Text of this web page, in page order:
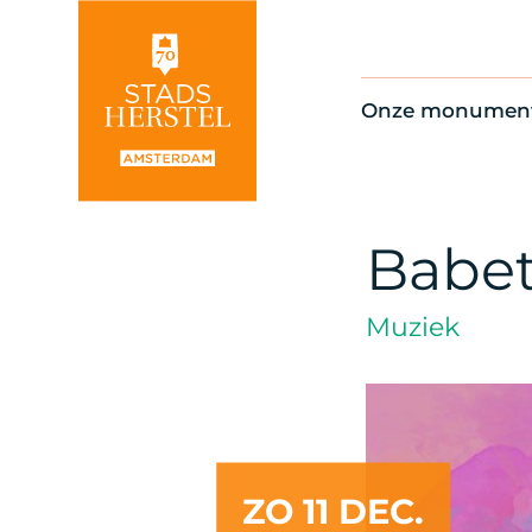
Onze
Thema’s
Muziek
ZO 11 DEC.